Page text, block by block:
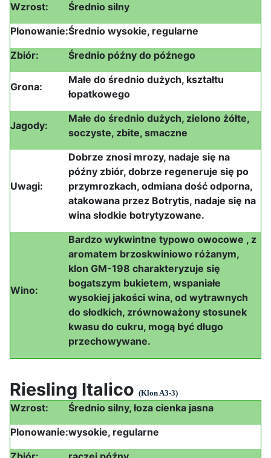
Wzrost:
Średnio silny
Plonowanie:Średnio wysokie, regularne
Zbiór:
Średnio późny do późnego
Grona:
Małe do średnio dużych, kształtu
łopatkowego
Jagody:
Małe do średnio dużych, zielono żółte,
soczyste, zbite, smaczne
Uwagi:
Dobrze znosi mrozy, nadaje się na
późny zbiór, dobrze regeneruje się po
przymrozkach, odmiana dość odporna,
atakowana przez Botrytis, nadaje się na
wina słodkie botrytyzowane.
Wino:
Bardzo wykwintne typowo owocowe , z
aromatem brzoskwiniowo różanym,
klon GM-198 charakteryzuje się
bogatszym bukietem, wspaniałe
wysokiej jakości wina, od wytrawnych
do słodkich, zrównoważony stosunek
kwasu do cukru, mogą być długo
przechowywane.
Riesling Italico (Klon A3-3)
Wzrost:
Średnio silny, łoza cienka jasna
Plonowanie:wysokie, regularne